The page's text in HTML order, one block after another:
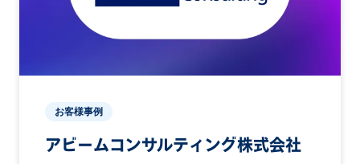
お客様事例
アビームコンサルティング株式会社